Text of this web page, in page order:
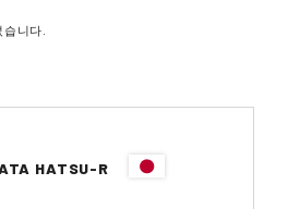
니다.
HATSU-R